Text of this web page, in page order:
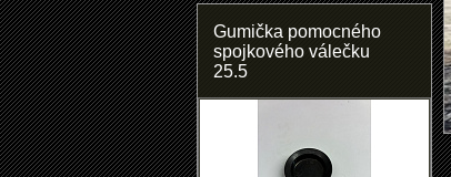
Gumička pomocného
spojkového válečku
25.5